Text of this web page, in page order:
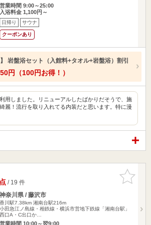
営業時間 9:00～25:00
入浴料金 1,100円～
日帰り サウナ
クーポンあり
】 岩盤浴セット（入館料+タオル+岩盤浴）割引
円（100円お得！）
用しました。リニューアルしたばかりだそうで、施
麗！流行を取り入れてる内装だと思います。特に漫
お気に入
りに追加
/ 19 件
神奈川県 / 藤沢市
香川駅7.38km 湘南台駅216m
小田急江ノ島線・相鉄線・横浜市営地下鉄線「湘南台駅」
西口A・C出口か…
営業時間 10:00～翌9:00